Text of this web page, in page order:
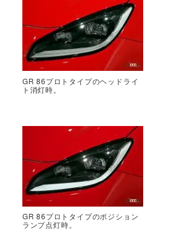
GR 86プロトタイプのヘッドライ
ト消灯時。
GR 86プロトタイプのポジション
ランプ点灯時。